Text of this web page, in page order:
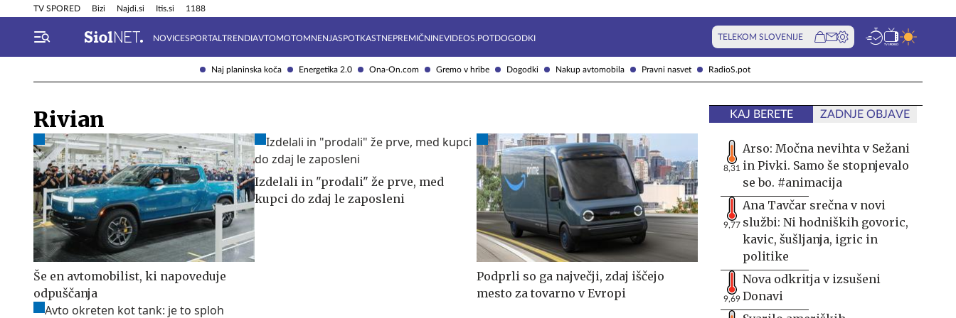
Naj planinska koča Energetika 2.0 Ona-On.com Gremo v hribe Dogodki Nakup avtomobila Pravni nasvet RadioS.pot
TV SPORED Bizi Najdi.si Itis.si 1188
NOVICESPORTAL TRENDIAVTOMOTOMNENJASPOTKASTNEPREMIČNINEVIDEOS.POTDOGODKI TELEKOM SLOVENIJE
Info in obvestila Tehnik
Rivian
Še en avtomobilist, ki napoveduje
odpuščanja
Izdelali in "prodali" že prve, med
kupci do zdaj le zaposleni
Podprli so ga največji, zdaj iščejo
mesto za tovarno v Evropi
KAJ BERETE ZADNJE OBJAVE
8,31
Arso: Močna nevihta v Sežani
in Pivki. Samo še stopnjevalo
se bo. #animacija
9,77
Ana Tavčar srečna v novi
službi: Ni hodniških govoric,
kavic, šušljanja, igric in
politike
9,69
Nova odkritja v izsušeni
Donavi